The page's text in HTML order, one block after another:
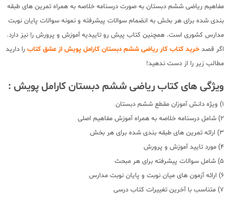
مفاهیم ریاضی ششم دبستان به صورت درسنامه خلاصه به همراه تمرین های طبقه
بندی شده برای هر بخش به انضمام سوالات پیشرفته و نمونه سوالات پایان نوبت
مدارس کشوری است. همچنین کتاب پیش رو تاییدیه آموزش و پرورش را نیز دارد.
اگر قصد خرید کتاب کار ریاضی ششم دبستان کارامل پویش از عشق کتاب را دارید
مطالب زیر را از دست ندهید!
ویژگی های کتاب ریاضی ششم دبستان کارامل پویش :
1) ویژه دانش آموزان مقطع ششم دبستان
2) شامل درسنامه خلاصه به همراه آموزش مفاهیم اصلی
3) ارائه تمرین های طبقه بندی شده برای هر بخش
4) مورد تایید آموزش و پرورش
5) شامل سوالات پیشرفته برای هر مبحث
6) ارائه آزمون های میان نوبت و پایان نوبت مدارس
7) متناسب با آخرین تغییرات کتاب درسی